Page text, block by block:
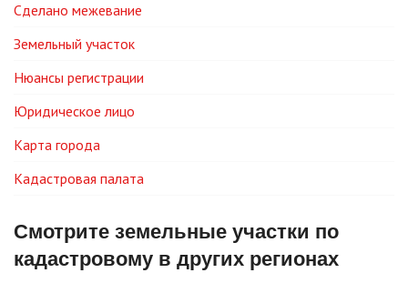
Сделано межевание
Земельный участок
Нюансы регистрации
Юридическое лицо
Карта города
Кадастровая палата
Смотрите земельные участки по
кадастровому в других регионах